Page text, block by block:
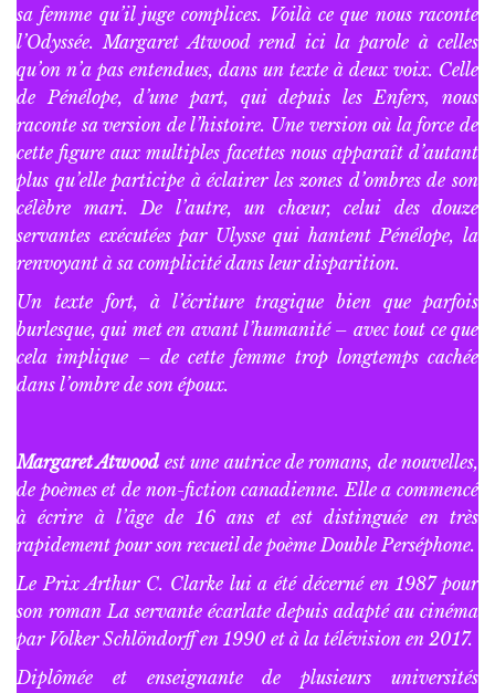
sa femme qu’il juge complices. Voilà ce que nous raconte
l’Odyssée. Margaret Atwood rend ici la parole à celles
qu’on n’a pas entendues, dans un texte à deux voix. Celle
de Pénélope, d’une part, qui depuis les Enfers, nous
raconte sa version de l’histoire. Une version où la force de
cette figure aux multiples facettes nous apparaît d’autant
plus qu’elle participe à éclairer les zones d’ombres de son
célèbre mari. De l’autre, un chœur, celui des douze
servantes exécutées par Ulysse qui hantent Pénélope, la
renvoyant à sa complicité dans leur disparition.
Un texte fort, à l’écriture tragique bien que parfois
burlesque, qui met en avant l’humanité – avec tout ce que
cela implique – de cette femme trop longtemps cachée
dans l’ombre de son époux.
Margaret Atwood est une autrice de romans, de nouvelles,
de poèmes et de non-fiction canadienne. Elle a commencé
à écrire à l’âge de 16 ans et est distinguée en très
rapidement pour son recueil de poèmeDouble Perséphone.
Le Prix Arthur C. Clarke lui a été décerné en 1987 pour
son romanLa servante écarlate depuis adapté au cinéma
par Volker Schlöndorff en 1990 et à la télévision en 2017.
Diplômée et enseignante de plusieurs universités